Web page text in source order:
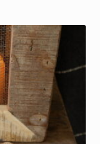
is:
€39.00.